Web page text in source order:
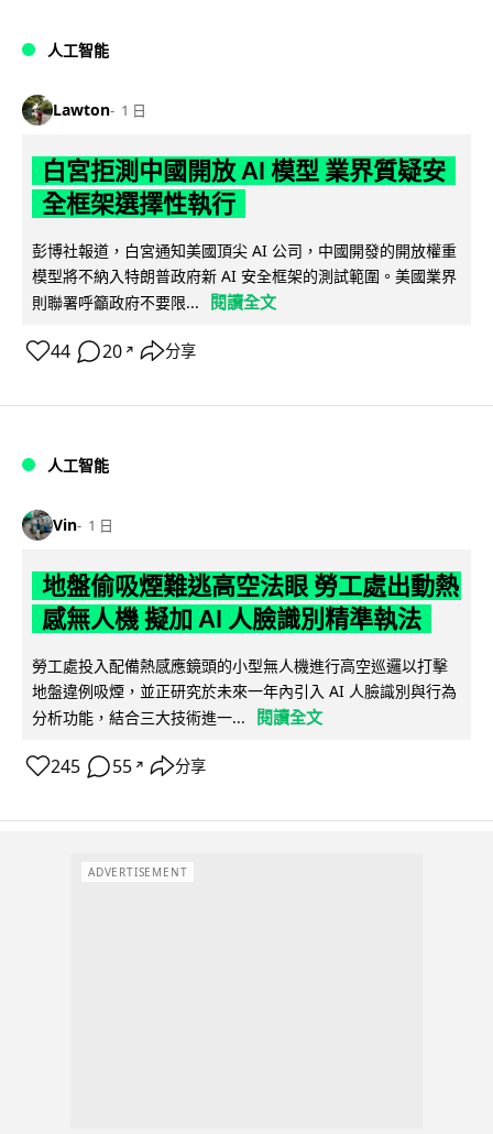
人工智能
Lawton 1 日
白宮拒測中國開放 AI 模型 業界質疑安
全框架選擇性執行
彭博社報道，白宮通知美國頂尖 AI 公司，中國開發的開放權重
模型將不納入特朗普政府新 AI 安全框架的測試範圍。美國業界
則聯署呼籲政府不要限...
閱讀全文
44 20 ↗ 分享
人工智能
Vin 1 日
地盤偷吸煙難逃高空法眼 勞工處出動熱
感無人機 擬加 AI 人臉識別精準執法
勞工處投入配備熱感應鏡頭的小型無人機進行高空巡邏以打擊
地盤違例吸煙，並正研究於未來一年內引入 AI 人臉識別與行為
分析功能，結合三大技術進一...
閱讀全文
245 55 ↗ 分享
ADVERTISEMENT